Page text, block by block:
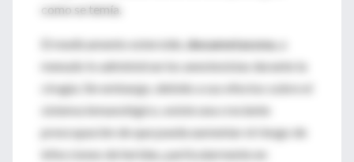
como se temía.
El medicamento esteroide, dexametasona, a
menudo lo administran los anestesistas durante la
cirugía. Sin embargo, debido a sus efectos sobre el
sistema inmunológico, existe una creciente
preocupación de que pueda aumentar el riesgo de
infecciones de heridas, particularmente en